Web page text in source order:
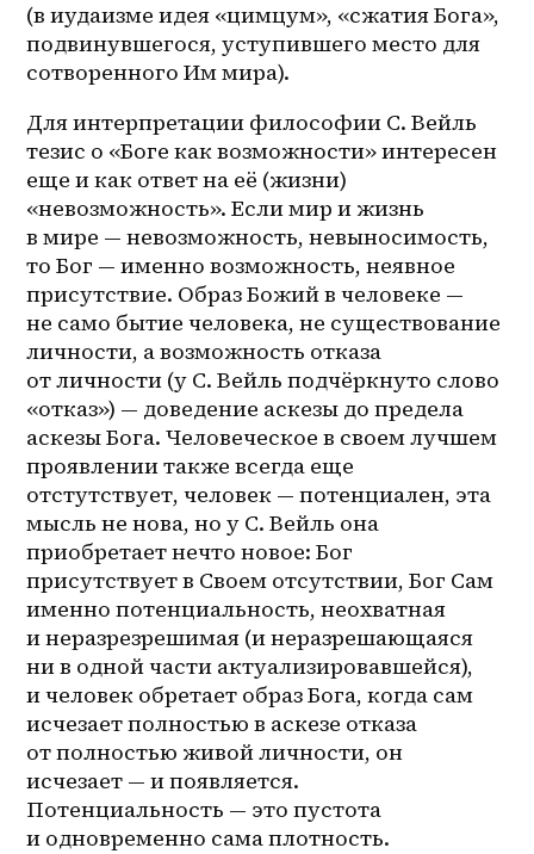
(в иудаизме идея «цимцум», «сжатия Бога»,
подвинувшегося, уступившего место для
сотворенного Им мира).
Для интерпретации философии С. Вейль
тезис о «Боге как возможности» интересен
еще и как ответ на её (жизни)
«невозможность». Если мир и жизнь
в мире — невозможность, невыносимость,
то Бог — именно возможность, неявное
присутствие. Образ Божий в человеке —
не само бытие человека, не существование
личности, а возможность отказа
от личности (у С. Вейль подчёркнуто слово
«отказ») — доведение аскезы до предела
аскезы Бога. Человеческое в своем лучшем
проявлении также всегда еще
отстутствует, человек — потенциален, эта
мысль не нова, но у С. Вейль она
приобретает нечто новое: Бог
присутствует в Своем отсутствии, Бог Сам
именно потенциальность, неохватная
и неразрезрешимая (и неразрешающаяся
ни в одной части актуализировавшейся),
и человек обретает образ Бога, когда сам
исчезает полностью в аскезе отказа
от полностью живой личности, он
исчезает — и появляется.
Потенциальность — это пустота
и одновременно сама плотность.